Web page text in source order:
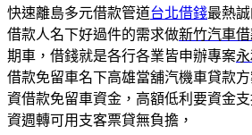
快速離島多元借款管道台北借錢最熱
借款人名下好過件的需求做新竹汽車
期車，借錢就是各行各業皆申辦專案
借款免留車名下高雄當舖汽機車貸款
資借款免留車資金，高額低利要資金
資週轉可用支客票貸無負擔，